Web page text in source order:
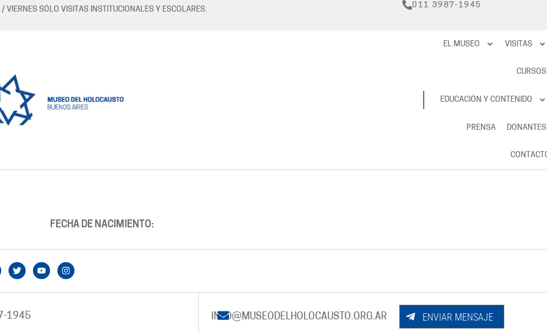
SÓLO VISITAS INSTITUCIONALES Y ESCOLARES.
011 3987-1945
RESERVAS
EL MUSEO VISITAS
CURSOS
EDUCACIÓN Y CONTENIDO
PRENSA DONANTES
FECHA DE NACIMIENTO:
1945 INFO@MUSEODELHOLOCAUSTO.ORG.AR ENVIAR MENSAJE